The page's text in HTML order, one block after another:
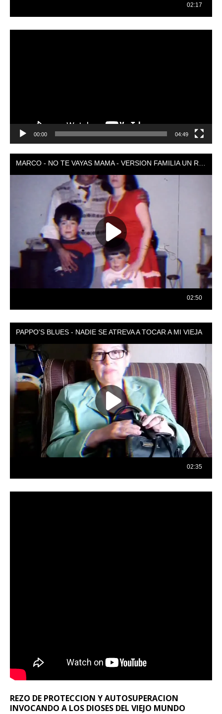
00:00 04:49
REZO DE PROTECCION Y AUTOSUPERACION
INVOCANDO A LOS DIOSES DEL VIEJO MUNDO